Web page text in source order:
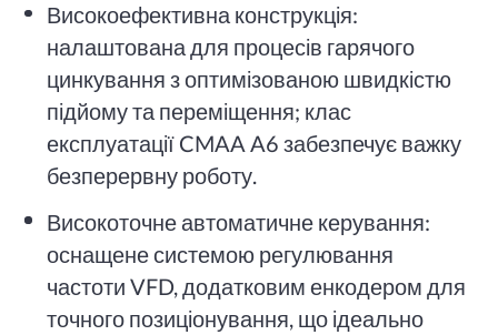
Високоефективна конструкція:
налаштована для процесів гарячого
цинкування з оптимізованою швидкістю
підйому та переміщення; клас
експлуатації CMAA A6 забезпечує важку
безперервну роботу.
Високоточне автоматичне керування:
оснащене системою регулювання
частоти VFD, додатковим енкодером для
точного позиціонування, що ідеально